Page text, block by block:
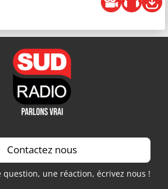
Contactez nous
question, une réaction, écrivez nous !